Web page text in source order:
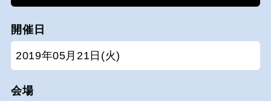
開催日
2019年05月21日(火)
会場